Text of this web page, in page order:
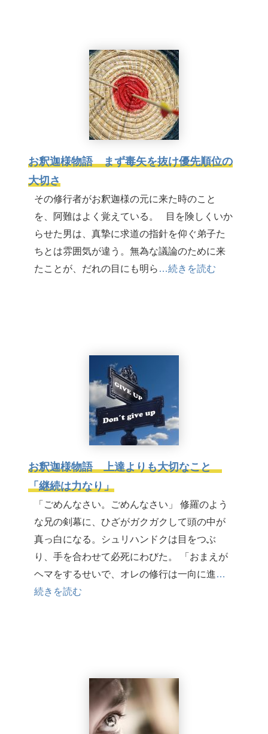
お釈迦様物語 まず毒矢を抜け優先順位の
大切さ
その修行者がお釈迦様の元に来た時のこと
を、阿難はよく覚えている。 目を険しくいか
らせた男は、真摯に求道の指針を仰ぐ弟子た
ちとは雰囲気が違う。無為な議論のために来
たことが、だれの目にも明ら …続きを読む
お釈迦様物語 上達よりも大切なこと
「継続は力なり」
「ごめんなさい。ごめんなさい」 修羅のよう
な兄の剣幕に、ひざがガクガクして頭の中が
真っ白になる。シュリハンドクは目をつぶ
り、手を合わせて必死にわびた。 「おまえが
ヘマをするせいで、オレの修行は一向に進…
続きを読む